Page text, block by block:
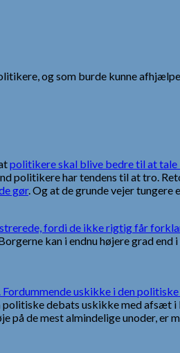
og som burde kunne
politikere skal blive bedre til at tale
politikere har tendens til at tro.
gør. Og at de grunde vejer tungere
fordi de ikke rigtig får
kan i endnu højere grad end
Fordummende uskikke i den politiske
debats uskikke med afsæt
på de mest almindelige unoder, er